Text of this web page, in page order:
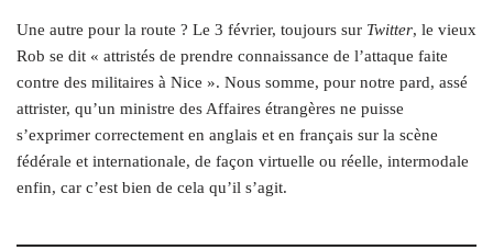
Une autre pour la route ? Le 3 février, toujours sur Twitter, le vieux
Rob se dit « attristés de prendre connaissance de l’attaque faite
contre des militaires à Nice ». Nous somme, pour notre pard, assé
attrister, qu’un ministre des Affaires étrangères ne puisse
s’exprimer correctement en anglais et en français sur la scène
fédérale et internationale, de façon virtuelle ou réelle, intermodale
enfin, car c’est bien de cela qu’il s’agit.